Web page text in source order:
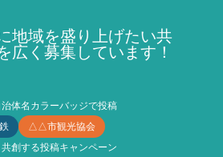
地域を盛り上げたい共
広く募集しています！
体名カラーバッジで投稿
△△市観光協会
創する投稿キャンペーン